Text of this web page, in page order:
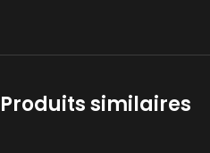
Produits similaires